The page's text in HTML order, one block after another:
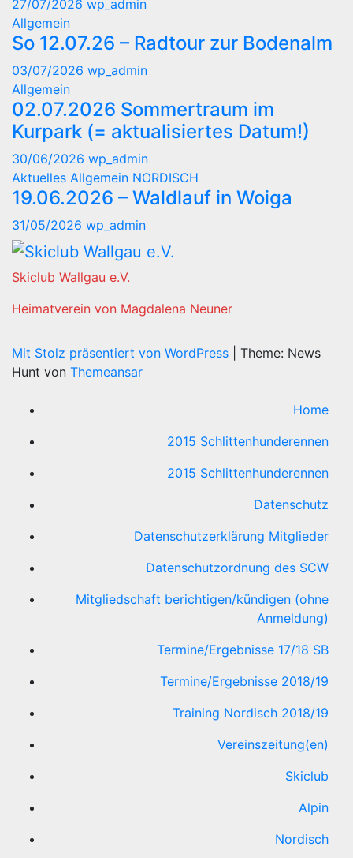
27/07/2026 wp_admin
Allgemein
So 12.07.26 – Radtour zur Bodenalm
03/07/2026 wp_admin
Allgemein
02.07.2026 Sommertraum im
Kurpark (= aktualisiertes Datum!)
30/06/2026 wp_admin
Aktuelles Allgemein NORDISCH
19.06.2026 – Waldlauf in Woiga
31/05/2026 wp_admin
Skiclub Wallgau e.V.
Heimatverein von Magdalena Neuner
Mit Stolz präsentiert von WordPress
Theme: News
Hunt von Themeansar
Home
2015 Schlittenhunderennen
2015 Schlittenhunderennen
Datenschutz
Datenschutzerklärung Mitglieder
Datenschutzordnung des SCW
Mitgliedschaft berichtigen/kündigen (ohne
Anmeldung)
Termine/Ergebnisse 17/18 SB
Termine/Ergebnisse 2018/19
Training Nordisch 2018/19
Vereinszeitung(en)
Skiclub
Alpin
Nordisch